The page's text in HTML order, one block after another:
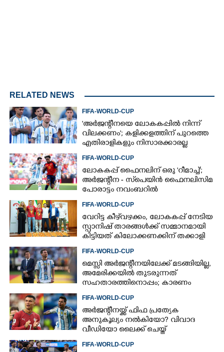
RELATED NEWS
FIFA-WORLD-CUP
'അർജന്റീനയെ ലോകകപ്പിൽ നിന്ന്
വിലക്കണം'; കളിക്കളത്തിന് പുറത്തെ
എതിരാളികളും നിസാരക്കാരല്ല
FIFA-WORLD-CUP
ലോകകപ്പ് ഫൈനലിന് ഒരു 'റീമാച്ച്';
അര്‍ജന്റീന - സ്‌പെയിന്‍ ഫൈനലിസിമ
പോരാട്ടം നവംബറില്‍
FIFA-WORLD-CUP
വേറിട്ട കീഴ്‌‌വഴക്കം,​ ലോകകപ്പ് നേടിയ
സ്പാനിഷ് താരങ്ങൾക്ക് സമ്മാനമായി
കിട്ടിയത് കിലോക്കണക്കിന് തക്കാളി
FIFA-WORLD-CUP
മെസ്സി അര്‍ജന്റീനയിലേക്ക് മടങ്ങിയില്ല,
അമേരിക്കയില്‍ തുടരുന്നത്
സഹതാരത്തിനൊപ്പം; കാരണം
FIFA-WORLD-CUP
അർജന്റീനയ്ക്ക് ഫിഫ പ്രത്യേക
അനുകൂല്യം നൽകിയോ? വിവാദ
വീഡിയോ ലൈക്ക് ചെയ്ത്
FIFA-WORLD-CUP